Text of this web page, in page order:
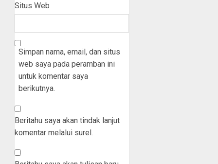
Situs Web
Simpan nama, email, dan situs
web saya pada peramban ini
untuk komentar saya
berikutnya.
Beritahu saya akan tindak lanjut
komentar melalui surel.